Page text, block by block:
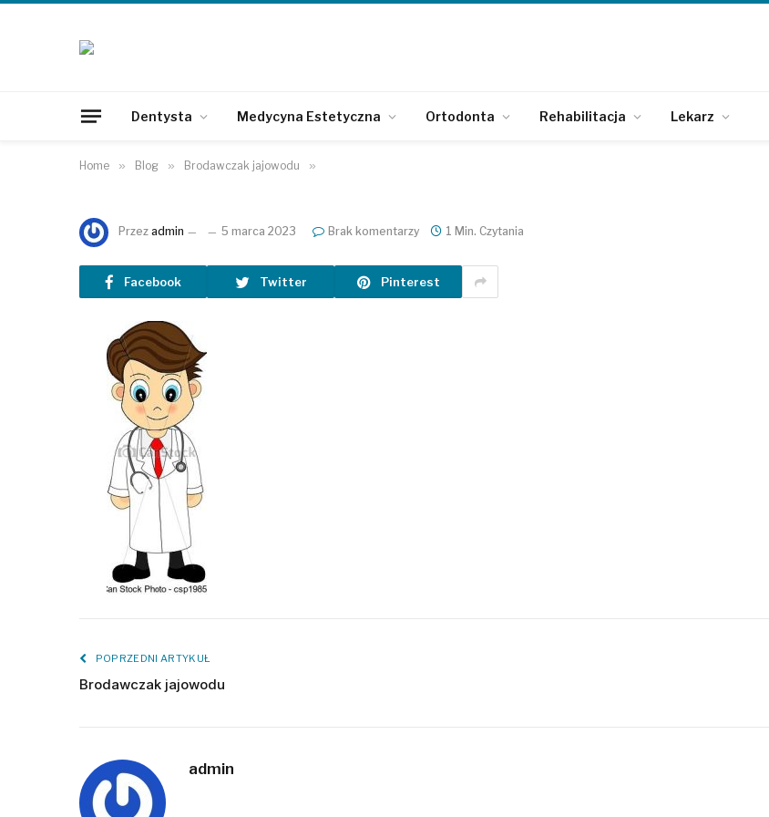
Dentysta Medycyna Estetyczna Ortodonta Rehabilitacja Lekarz
Home » Blog » Brodawczak jajowodu »
Przez admin 5 marca 2023 Brak komentarzy 1 Min. Czytania
Facebook Twitter Pinterest
POPRZEDNI ARTYKUŁ
Brodawczak jajowodu
admin